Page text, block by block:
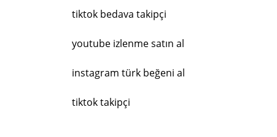
tiktok bedava takipçi
youtube izlenme satın al
instagram türk beğeni al
tiktok takipçi